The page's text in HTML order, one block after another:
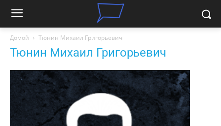
Домой Тюнин Михаил Григорьевич
Тюнин Михаил Григорьевич